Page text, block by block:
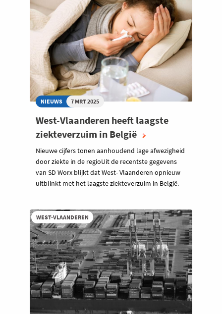
NIEUWS 7 MRT 2025
West-Vlaanderen heeft laagste
ziekteverzuim in België
Nieuwe cijfers tonen aanhoudend lage afwezigheid
door ziekte in de regioUit de recentste gegevens
van SD Worx blijkt dat West- Vlaanderen opnieuw
uitblinkt met het laagste ziekteverzuim in België.
WEST-VLAANDEREN